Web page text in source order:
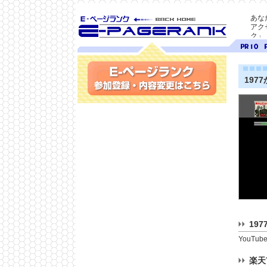
SEO対策に E-ページ
ランク
あな
アク
ク」
ランク
10
9
1977
楽
参加登録(無料)・内容変更